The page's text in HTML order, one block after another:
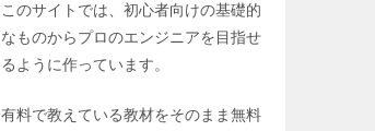
このサイトでは、初心者向けの基礎的
なものからプロのエンジニアを目指せ
るように作っています。
有料で教えている教材をそのまま無料